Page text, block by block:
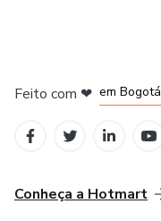
Feito com ❤ em Bogotá
Conheça a Hotmart